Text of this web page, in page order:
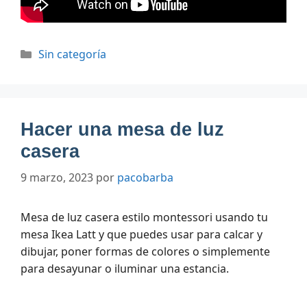
Categorías
Sin categoría
Hacer una mesa de luz
casera
9 marzo, 2023 por pacobarba
Mesa de luz casera estilo montessori usando tu
mesa Ikea Latt y que puedes usar para calcar y
dibujar, poner formas de colores o simplemente
para desayunar o iluminar una estancia.